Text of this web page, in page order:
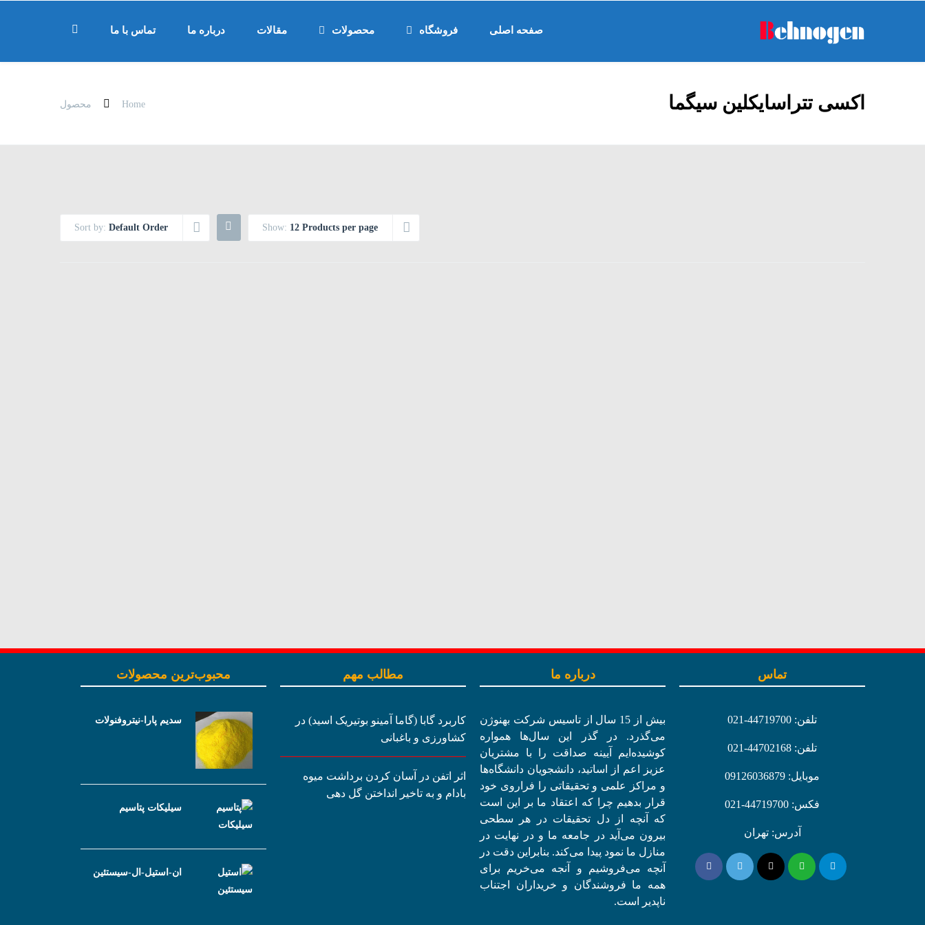
صفحه اصلی فروشگاه محصولات مقالات درباره ما تماس با ما
اکسی تتراسایکلین سیگما Home محصول
Sort by: Default Order Show: 12 Products per page
تماس
تلفن: 44719700-021
تلفن: 44702168-021
موبایل: 09126036879
فکس: 44719700-021
آدرس: تهران
درباره ما
بیش از 15 سال از تاسیس شرکت بهنوژن
می‌گذرد. در گذر این سال‌ها همواره
کوشیده‌ایم آیینه صداقت را با مشتریان
عزیز اعم از اساتید، دانشجویان دانشگاه‌ها
و مراکز علمی و تحقیقاتی را فراروی خود
قرار بدهیم چرا که اعتقاد ما بر این است
که آنچه از دل تحقیقات در هر سطحی
بیرون می‌آید در جامعه ما و در نهایت در
منازل ما نمود پیدا می‌کند. بنابراین دقت در
آنچه می‌فروشیم و آنجه می‌خریم برای
همه ما فروشندگان و خریداران اجتناب
ناپدیر است.
مطالب مهم
کاربرد گابا (گاما آمینو بوتیریک اسید) در
کشاورزی و باغبانی
اثر اتفن در آسان کردن برداشت میوه
بادام و به تاخیر انداختن گل دهی
محبوب‌ترین محصولات
سدیم پارا-نیتروفنولات
سیلیکات پتاسیم
ان-استیل-ال-سیستئین